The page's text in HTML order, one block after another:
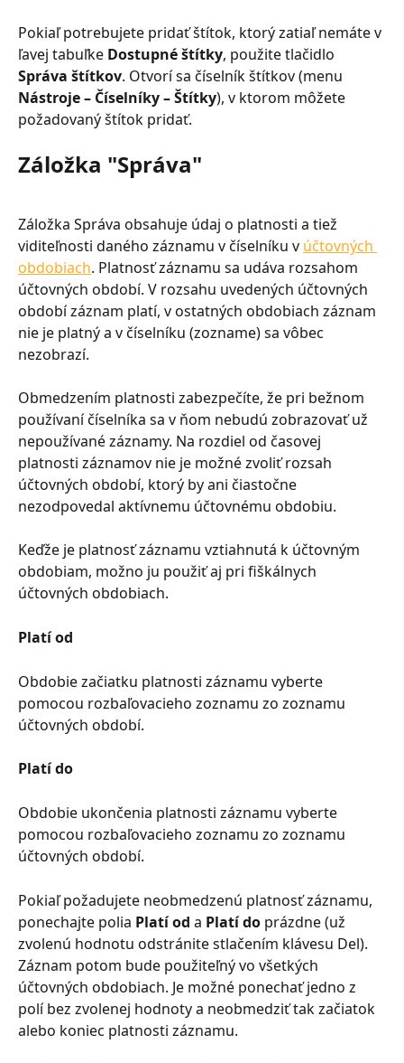
Pokiaľ potrebujete pridať štítok, ktorý zatiaľ nemáte v
ľavej tabuľke Dostupné štítky, použite tlačidlo
Správa štítkov. Otvorí sa číselník štítkov (menu
Nástroje – Číselníky – Štítky), v ktorom môžete
požadovaný štítok pridať.
Záložka "Správa"
Záložka Správa obsahuje údaj o platnosti a tiež
viditeľnosti daného záznamu v číselníku v účtovných
obdobiach. Platnosť záznamu sa udáva rozsahom
účtovných období. V rozsahu uvedených účtovných
období záznam platí, v ostatných obdobiach záznam
nie je platný a v číselníku (zozname) sa vôbec
nezobrazí.
Obmedzením platnosti zabezpečíte, že pri bežnom
používaní číselníka sa v ňom nebudú zobrazovať už
nepoužívané záznamy. Na rozdiel od časovej
platnosti záznamov nie je možné zvoliť rozsah
účtovných období, ktorý by ani čiastočne
nezodpovedal aktívnemu účtovnému obdobiu.
Keďže je platnosť záznamu vztiahnutá k účtovným
obdobiam, možno ju použiť aj pri fiškálnych
účtovných obdobiach.
Platí od
Obdobie začiatku platnosti záznamu vyberte
pomocou rozbaľovacieho zoznamu zo zoznamu
účtovných období.
Platí do
Obdobie ukončenia platnosti záznamu vyberte
pomocou rozbaľovacieho zoznamu zo zoznamu
účtovných období.
Pokiaľ požadujete neobmedzenú platnosť záznamu,
ponechajte polia Platí od a Platí do prázdne (už
zvolenú hodnotu odstránite stlačením klávesu Del).
Záznam potom bude použiteľný vo všetkých
účtovných obdobiach. Je možné ponechať jedno z
polí bez zvolenej hodnoty a neobmedziť tak začiatok
alebo koniec platnosti záznamu.